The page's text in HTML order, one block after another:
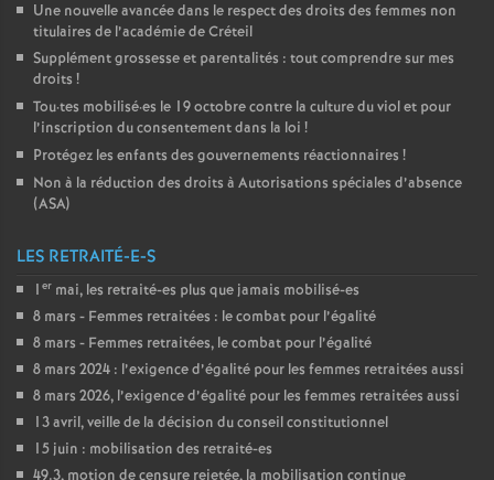
Une nouvelle avancée dans le respect des droits des femmes non
titulaires de l’académie de Créteil
Supplément grossesse et parentalités : tout comprendre sur mes
droits !
Tou·tes mobilisé·es le 19 octobre contre la culture du viol et pour
l’inscription du consentement dans la loi !
Protégez les enfants des gouvernements réactionnaires !
Non à la réduction des droits à Autorisations spéciales d’absence
(ASA)
LES RETRAITÉ-E-S
1 er mai, les retraité-es plus que jamais mobilisé-es
8 mars - Femmes retraitées : le combat pour l’égalité
8 mars - Femmes retraitées, le combat pour l’égalité
8 mars 2024 : l’exigence d’égalité pour les femmes retraitées aussi
8 mars 2026, l’exigence d’égalité pour les femmes retraitées aussi
13 avril, veille de la décision du conseil constitutionnel
15 juin : mobilisation des retraité-es